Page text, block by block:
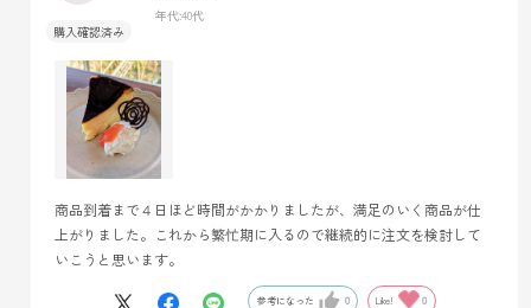
年代:40代
商品到着まで４日ほど時間がかかりましたが、満足のいく商品が仕
上がりました。これから繁忙期に入るので継続的に注文を検討して
いこうと思います。
参考になった 0 Like! 0